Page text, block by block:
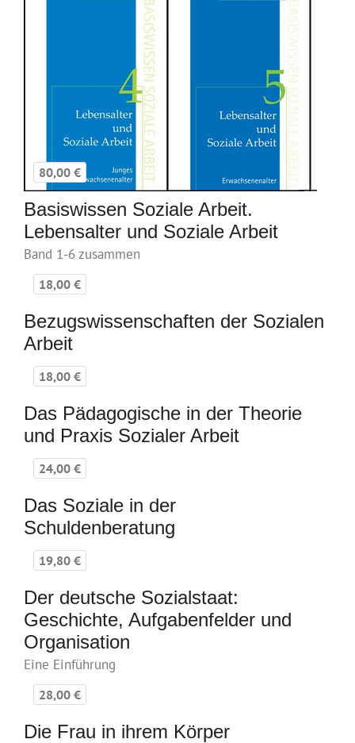
80,00 €
Basiswissen Soziale Arbeit.
Lebensalter und Soziale Arbeit
Band 1-6 zusammen
18,00 €
Bezugswissenschaften der Sozialen
Arbeit
18,00 €
Das Pädagogische in der Theorie
und Praxis Sozialer Arbeit
24,00 €
Das Soziale in der
Schuldenberatung
19,80 €
Der deutsche Sozialstaat:
Geschichte, Aufgabenfelder und
Organisation
Eine Einführung
28,00 €
Die Frau in ihrem Körper